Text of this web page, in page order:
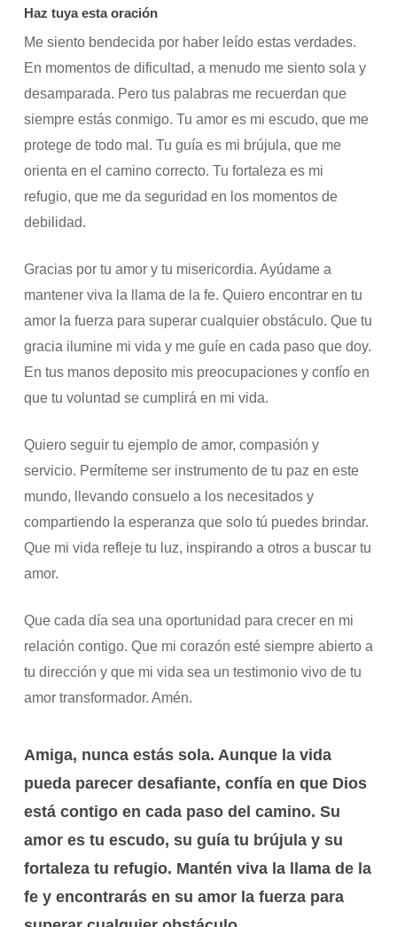
Haz tuya esta oración
Me siento bendecida por haber leído estas verdades.
En momentos de dificultad, a menudo me siento sola y
desamparada. Pero tus palabras me recuerdan que
siempre estás conmigo. Tu amor es mi escudo, que me
protege de todo mal. Tu guía es mi brújula, que me
orienta en el camino correcto. Tu fortaleza es mi
refugio, que me da seguridad en los momentos de
debilidad.
Gracias por tu amor y tu misericordia. Ayúdame a
mantener viva la llama de la fe. Quiero encontrar en tu
amor la fuerza para superar cualquier obstáculo. Que tu
gracia ilumine mi vida y me guíe en cada paso que doy.
En tus manos deposito mis preocupaciones y confío en
que tu voluntad se cumplirá en mi vida.
Quiero seguir tu ejemplo de amor, compasión y
servicio. Permíteme ser instrumento de tu paz en este
mundo, llevando consuelo a los necesitados y
compartiendo la esperanza que solo tú puedes brindar.
Que mi vida refleje tu luz, inspirando a otros a buscar tu
amor.
Que cada día sea una oportunidad para crecer en mi
relación contigo. Que mi corazón esté siempre abierto a
tu dirección y que mi vida sea un testimonio vivo de tu
amor transformador. Amén.
Amiga, nunca estás sola. Aunque la vida
pueda parecer desafiante, confía en que Dios
está contigo en cada paso del camino. Su
amor es tu escudo, su guía tu brújula y su
fortaleza tu refugio. Mantén viva la llama de la
fe y encontrarás en su amor la fuerza para